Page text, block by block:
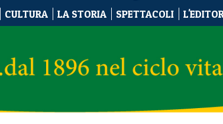
CULTURA LA STORIA SPETTACOLI